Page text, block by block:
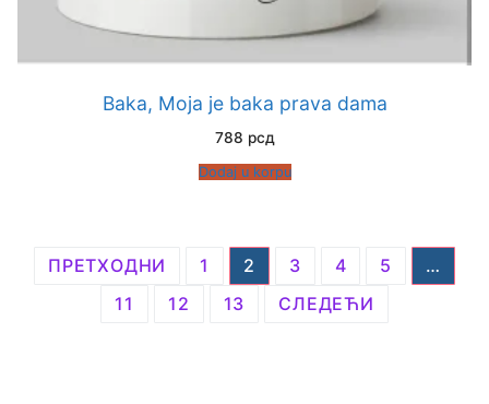
Baka, Moja je baka prava dama
788 рсд
Dodaj u korpu
Пагинација
чланака
ПРЕТХОДНИ 1 2 3 4 5
…
11
12 13 СЛЕДЕЋИ